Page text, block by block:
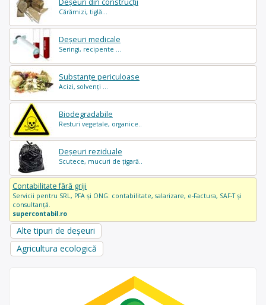
Cărămizi, tiglă...
Deșeuri medicale
Seringi, recipente ...
Substanțe periculoase
Acizi, solvenți ...
Biodegradabile
Resturi vegetale, organice..
Deșeuri reziduale
Scutece, mucuri de țigară..
Contabilitate fără griji
Servicii pentru SRL, PFA și ONG: contabilitate, salarizare, e-Factura, SAF-T și
consultanță.
supercontabil.ro
Alte tipuri de deșeuri
Agricultura ecologică